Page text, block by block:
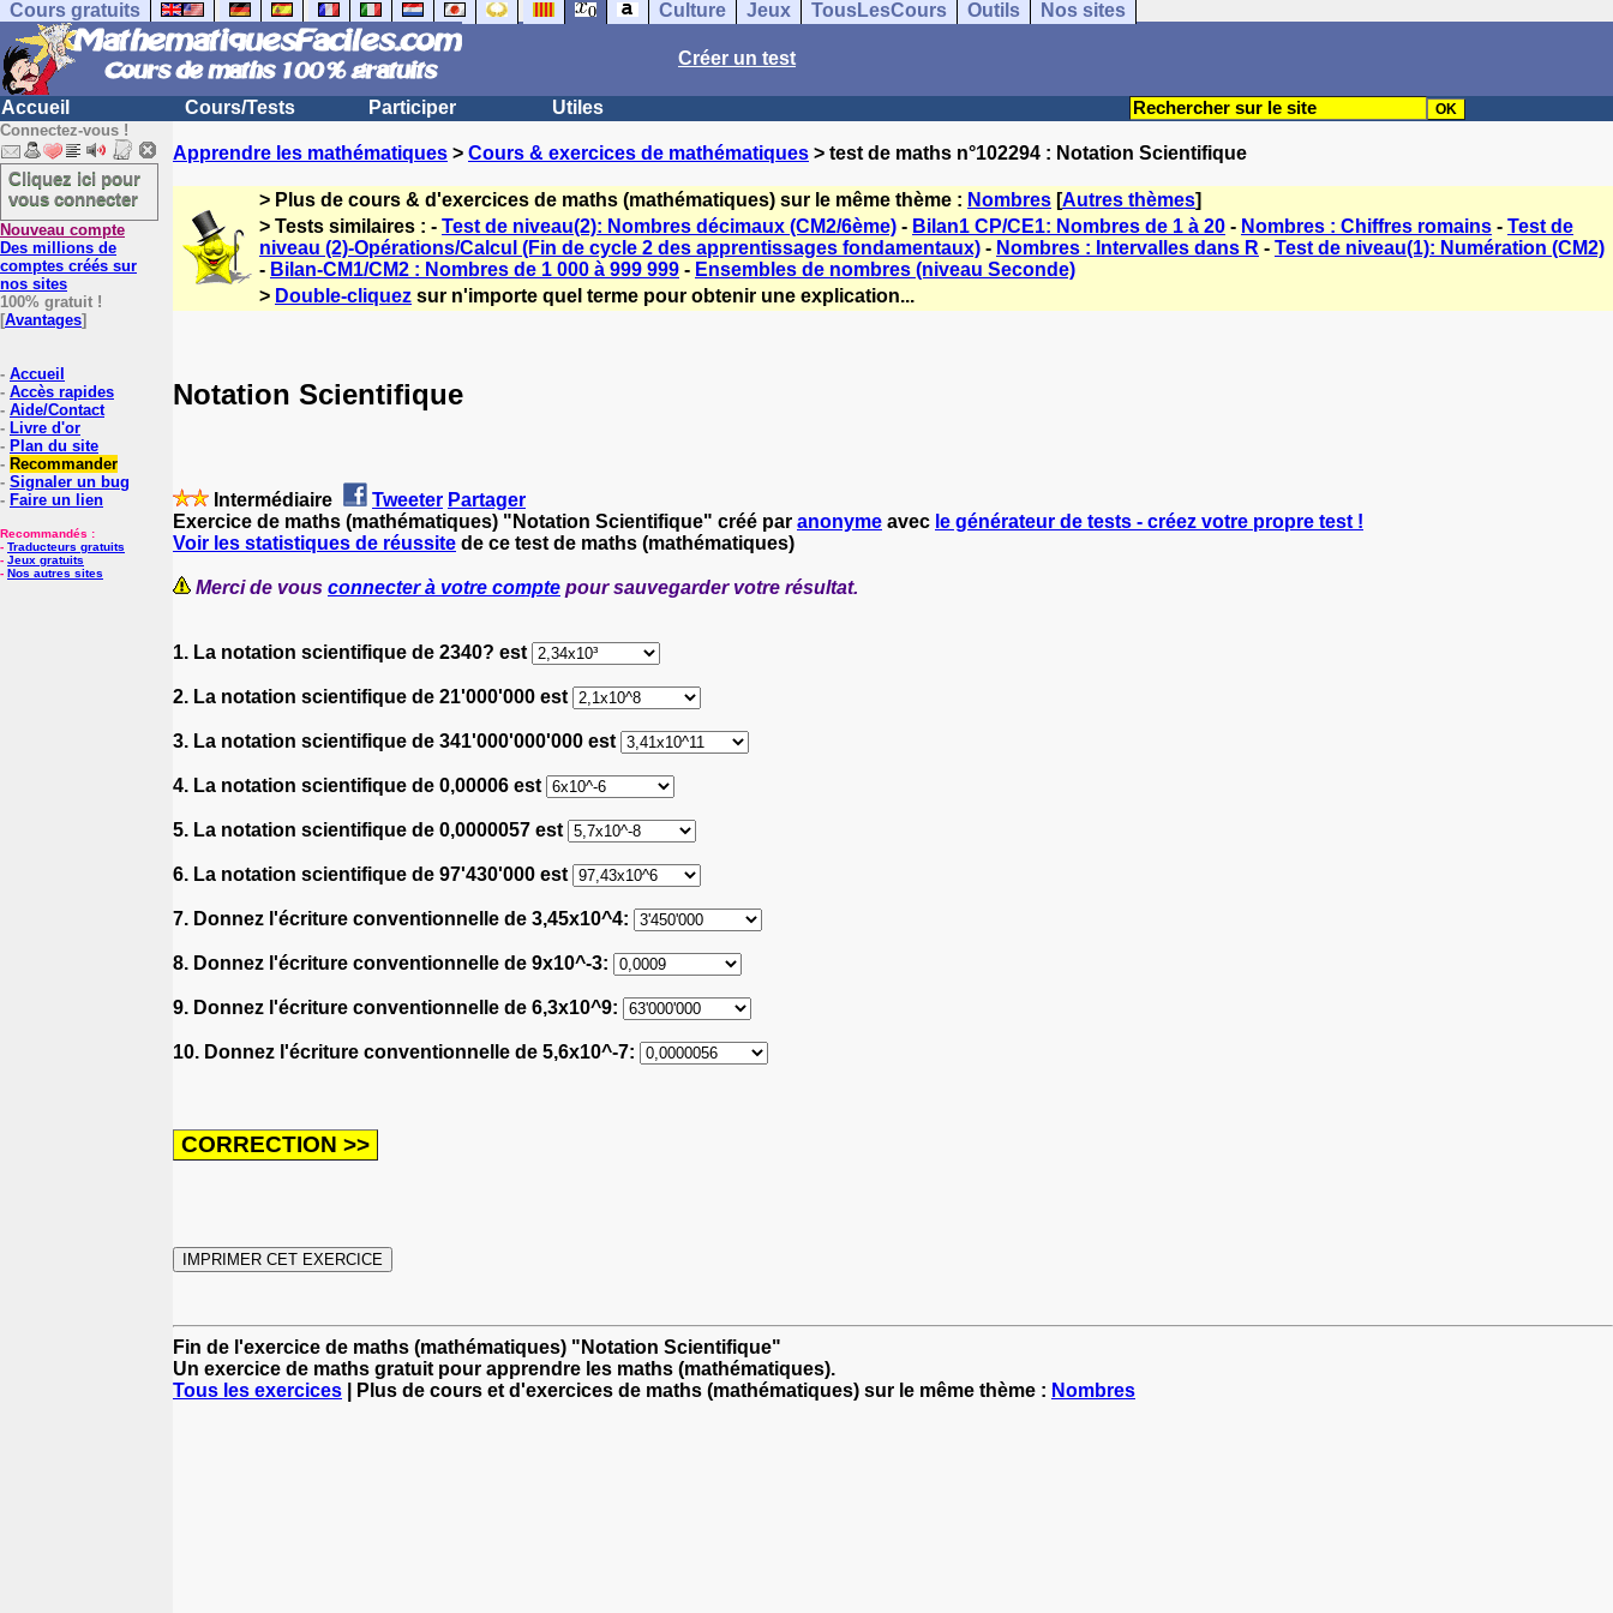
Cours gratuits Culture Jeux TousLesCours Outils Nos sites
Créer un test
Accueil Cours/Tests Participer Utiles
Connectez-vous !
Cliquez ici pour
vous connecter
Nouveau compte
Des millions de
comptes créés sur
nos sites
100% gratuit !
[Avantages]
- Accueil
- Accès rapides
- Aide/Contact
- Livre d'or
- Plan du site
- Recommander
- Signaler un bug
- Faire un lien
Recommandés :
- Traducteurs gratuits
- Jeux gratuits
- Nos autres sites
Apprendre les mathématiques > Cours & exercices de mathématiques > test de maths n°102294 : Notation Scientifique
> Plus de cours & d'exercices de maths (mathématiques) sur le même thème : Nombres [Autres thèmes]
> Tests similaires : - Test de niveau(2): Nombres décimaux (CM2/6ème) - Bilan1 CP/CE1: Nombres de 1 à 20 - Nombres : Chiffres romains - Test de
niveau (2)-Opérations/Calcul (Fin de cycle 2 des apprentissages fondamentaux) - Nombres : Intervalles dans R - Test de niveau(1): Numération (CM2)
- Bilan-CM1/CM2 : Nombres de 1 000 à 999 999 - Ensembles de nombres (niveau Seconde)
> Double-cliquez sur n'importe quel terme pour obtenir une explication...
Notation Scientifique
Intermédiaire Tweeter Partager
Exercice de maths (mathématiques) "Notation Scientifique" créé par anonyme avec le générateur de tests - créez votre propre test !
Voir les statistiques de réussite de ce test de maths (mathématiques)
Merci de vous connecter à votre compte pour sauvegarder votre résultat.
1. La notation scientifique de 2340? est
2. La notation scientifique de 21'000'000 est
3. La notation scientifique de 341'000'000'000 est
4. La notation scientifique de 0,00006 est
5. La notation scientifique de 0,0000057 est
6. La notation scientifique de 97'430'000 est
7. Donnez l'écriture conventionnelle de 3,45x10^4:
8. Donnez l'écriture conventionnelle de 9x10^-3:
9. Donnez l'écriture conventionnelle de 6,3x10^9:
10. Donnez l'écriture conventionnelle de 5,6x10^-7:
Fin de l'exercice de maths (mathématiques) "Notation Scientifique"
Un exercice de maths gratuit pour apprendre les maths (mathématiques).
Tous les exercices | Plus de cours et d'exercices de maths (mathématiques) sur le même thème : Nombres